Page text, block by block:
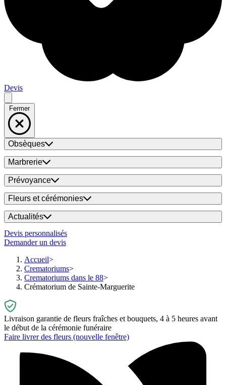
Devis
Fermer
Obsèques
Marbrerie
Prévoyance
Fleurs et cérémonies
Actualités
Devis personnalisés
Demander un devis
Accueil
Crematoriums
Crematoriums dans le 88
Crématorium de Sainte-Marguerite
Livraison garantie de fleurs fraîches et bouquets, 4 à 5 heures avant
le début de la cérémonie funéraire
Faire livrer des fleurs (nouvelle fenêtre)